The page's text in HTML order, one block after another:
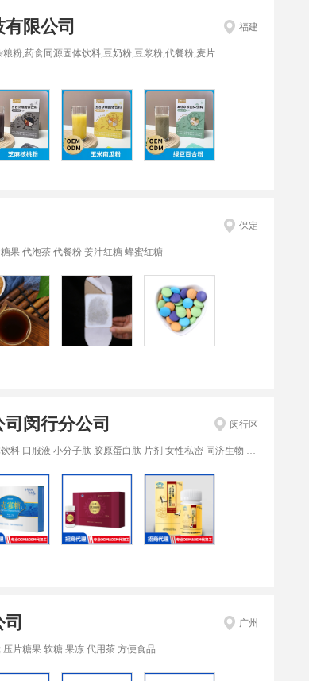
限公司 福建
粉,药食同源固体饮料,豆奶粉,豆浆粉,代餐粉,麦片
保定
果 代泡茶 代餐粉 姜汁红糖 蜂蜜红糖
闵行分公司 闵行区
服液 小分子肽 胶原蛋白肽 片剂 女性私密 同济生物 抑菌护理液 左旋咖啡
广州
片糖果 软糖 果冻 代用茶 方便食品